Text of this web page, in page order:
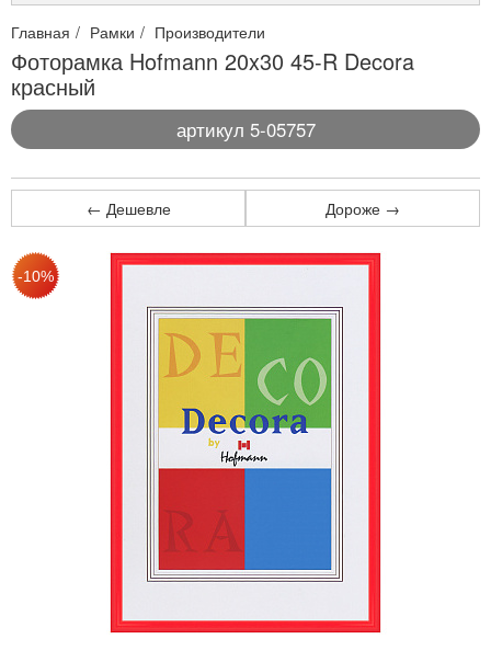
Главная Рамки Производители
Фоторамка Hofmann 20x30 45-R Decora
красный
артикул 5-05757
← Дешевле Дороже →